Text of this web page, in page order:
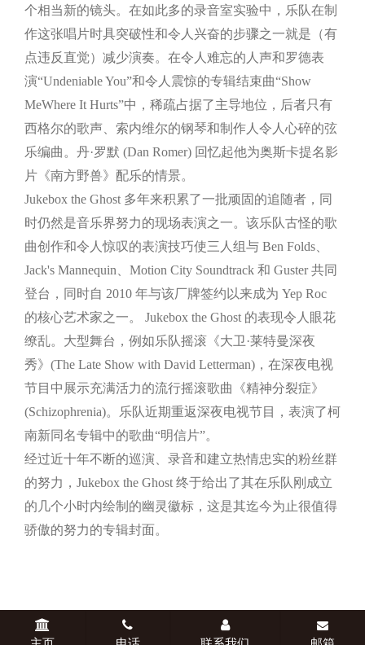
个相当新的镜头。在如此多的录音室实验中，乐队在制
作这张唱片时具突破性和令人兴奋的步骤之一就是（有
点违反直觉）减少演奏。在令人难忘的人声和罗德表
演“Undeniable You”和令人震惊的专辑结束曲“Show
MeWhere It Hurts”中，稀疏占据了主导地位，后者只有
西格尔的歌声、索内维尔的钢琴和制作人令人心碎的弦
乐编曲。丹·罗默 (Dan Romer) 回忆起他为奥斯卡提名影
片《南方野兽》配乐的情景。
Jukebox the Ghost 多年来积累了一批顽固的追随者，同
时仍然是音乐界努力的现场表演之一。该乐队古怪的歌
曲创作和令人惊叹的表演技巧使三人组与 Ben Folds、
Jack's Mannequin、Motion City Soundtrack 和 Guster 共同
登台，同时自 2010 年与该厂牌签约以来成为 Yep Roc
的核心艺术家之一。 Jukebox the Ghost 的表现令人眼花
缭乱。大型舞台，例如乐队摇滚《大卫·莱特曼深夜
秀》(The Late Show with David Letterman)，在深夜电视
节目中展示充满活力的流行摇滚歌曲《精神分裂症》
(Schizophrenia)。乐队近期重返深夜电视节目，表演了柯
南新同名专辑中的歌曲“明信片”。
经过近十年不断的巡演、录音和建立热情忠实的粉丝群
的努力，Jukebox the Ghost 终于给出了其在乐队刚成立
的几个小时内绘制的幽灵徽标，这是其迄今为止很值得
骄傲的努力的专辑封面。